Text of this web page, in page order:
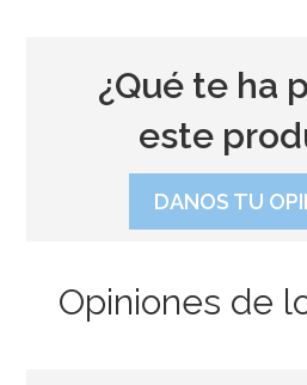
¿Qué te ha
este
DANOS TU
Opiniones de